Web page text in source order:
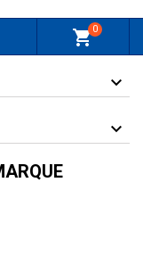
shopping_cart0